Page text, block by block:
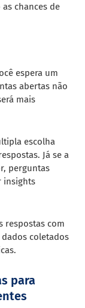
chances de
espera um
abertas não
mais
escolha
Já se a
perguntas
insights
respostas com
coletados
para